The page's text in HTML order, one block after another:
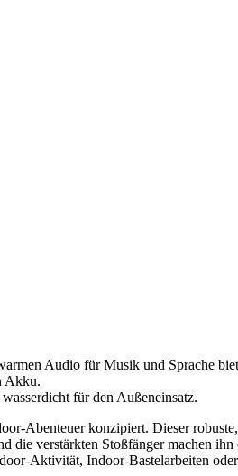
Audio für Musik und Sprache
Akku.
für den Außeneinsatz.
Abenteuer konzipiert. Dieser
verstärkten Stoßfänger machen
Aktivität, Indoor-Bastelarbeiten